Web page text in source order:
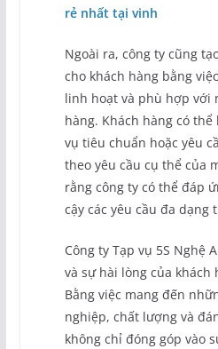
rẻ nhất tại vinh
Ngoài ra, công ty cũng
cho khách hàng bằng
linh hoạt và phù hợp với
hàng. Khách hàng có
vụ tiêu chuẩn hoặc yêu
theo yêu cầu cụ thể của
rằng công ty có thể đáp
cậy các yêu cầu đa dạng
Công ty Tạp vụ 5S Nghệ
và sự hài lòng của khách
Bằng việc mang đến
nghiệp, chất lượng và
không chỉ đóng góp vào